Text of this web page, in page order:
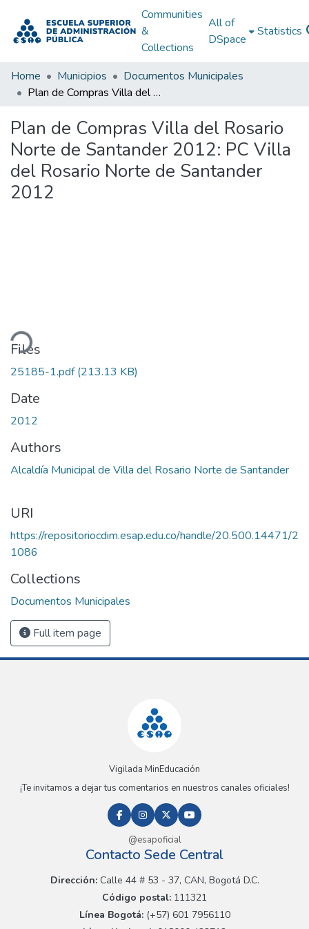
Communities
&
Collections
All of
DSpace
Statistics
Home Municipios
Documentos Municipales
Plan de Compras Villa del Rosario Norte de Santander 2012: PC Villa del Rosario Norte de Santander 2012
Plan de Compras Villa del Rosario
Norte de Santander 2012: PC Villa
del Rosario Norte de Santander
2012
Files
25185-1.pdf(213.13 KB)
Date
2012
Authors
Alcaldía Municipal de Villa del Rosario Norte de Santander
URI
https://repositoriocdim.esap.edu.co/handle/20.500.14471/2
1086
Collections
Documentos Municipales
Full item page
Vigilada MinEducación
¡Te invitamos a dejar tus comentarios en nuestros canales oficiales!
@esapoficial
Contacto Sede Central
Dirección:Calle 44 # 53 - 37, CAN, Bogotá D.C.
Código postal: 111321
Línea Bogotá:(+57) 601 7956110